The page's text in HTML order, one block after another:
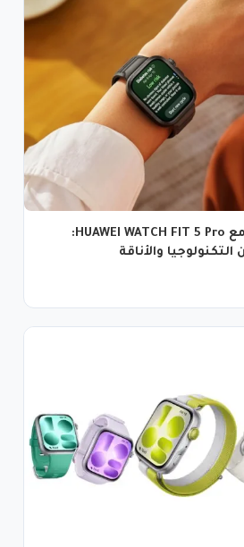
اكتشف المستقبل مع HUAWEI WATCH FIT 5 Pro:
والأناقة